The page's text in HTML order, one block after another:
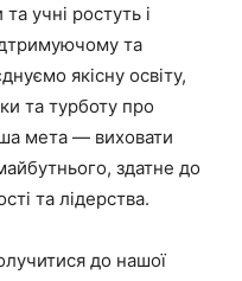
учні ростуть і
та
якісну освіту,
та турботу про
мета — виховати
здатне до
та лідерства.
до нашої